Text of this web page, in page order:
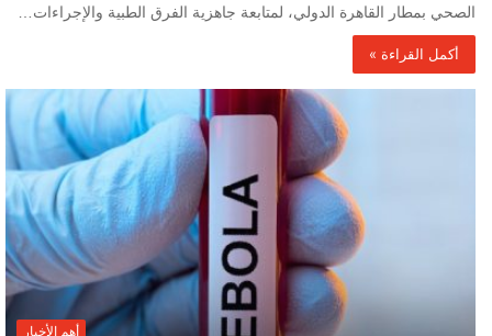
الصحي بمطار القاهرة الدولي، لمتابعة جاهزية الفرق الطبية والإجراءات…
أكمل القراءة »
أهم الأخبار